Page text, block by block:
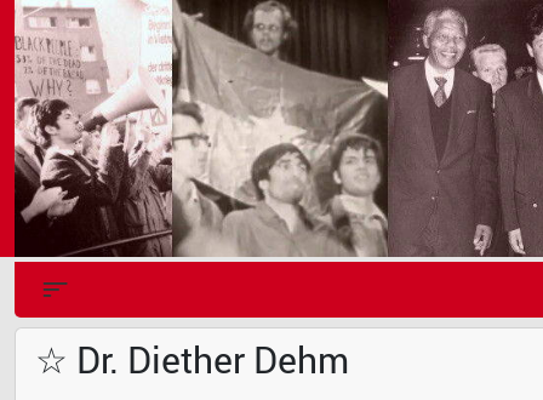
☆ Dr. Diether Dehm